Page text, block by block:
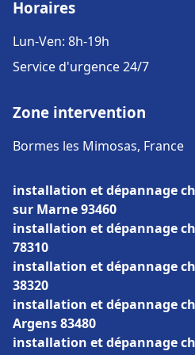
Horaires
Lun-Ven: 8h-19h
Service d'urgence 24/7
Zone intervention
Bormes les Mimosas, France
installation et dépannage
sur Marne 93460
installation et dépannage
78310
installation et dépannage
38320
installation et dépannage
Argens 83480
installation et dépannage